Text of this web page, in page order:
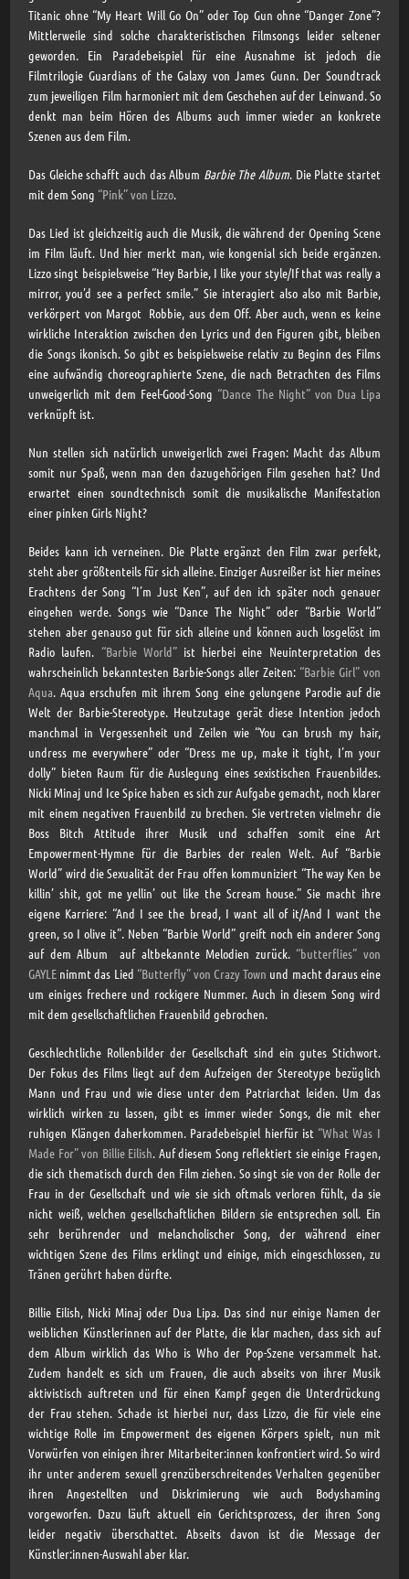
Titanic ohne “My Heart Will Go On” oder Top Gun ohne “Danger Zone”?
Mittlerweile sind solche charakteristischen Filmsongs leider seltener
geworden. Ein Paradebeispiel für eine Ausnahme ist jedoch die
Filmtrilogie Guardians of the Galaxy von James Gunn. Der Soundtrack
zum jeweiligen Film harmoniert mit dem Geschehen auf der Leinwand. So
denkt man beim Hören des Albums auch immer wieder an konkrete
Szenen aus dem Film.
Das Gleiche schafft auch das Album Barbie The Album . Die Platte startet
mit dem Song “Pink” von Lizzo
Das Lied ist gleichzeitig auch die Musik, die während der Opening Scene
im Film läuft. Und hier merkt man, wie kongenial sich beide ergänzen.
Lizzo singt beispielsweise “Hey Barbie, I like your style/If that was really a
mirror, you’d see a perfect smile.” Sie interagiert also also mit Barbie,
verkörpert von Margot Robbie, aus dem Off. Aber auch, wenn es keine
wirkliche Interaktion zwischen den Lyrics und den Figuren gibt, bleiben
die Songs ikonisch. So gibt es beispielsweise relativ zu Beginn des Films
eine aufwändig choreographierte Szene, die nach Betrachten des Films
unweigerlich mit dem Feel-Good-Song “Dance The Night” von Dua Lipa
verknüpft ist.
Nun stellen sich natürlich unweigerlich zwei Fragen: Macht das Album
somit nur Spaß, wenn man den dazugehörigen Film gesehen hat? Und
erwartet einen soundtechnisch somit die musikalische Manifestation
einer pinken Girls Night?
Beides kann ich verneinen. Die Platte ergänzt den Film zwar perfekt,
steht aber größtenteils für sich alleine. Einziger Ausreißer ist hier meines
Erachtens der Song “I’m Just Ken”, auf den ich später noch genauer
eingehen werde. Songs wie “Dance The Night” oder “Barbie World”
stehen aber genauso gut für sich alleine und können auch losgelöst im
Radio laufen. “Barbie World”ist hierbei eine Neuinterpretation des
wahrscheinlich bekanntesten Barbie-Songs aller Zeiten: “Barbie Girl” von
Aqua . Aqua erschufen mit ihrem Song eine gelungene Parodie auf die
Welt der Barbie-Stereotype. Heutzutage gerät diese Intention jedoch
manchmal in Vergessenheit und Zeilen wie “You can brush my hair,
undress me everywhere” oder “Dress me up, make it tight, I’m your
dolly” bieten Raum für die Auslegung eines sexistischen Frauenbildes.
Nicki Minaj und Ice Spice haben es sich zur Aufgabe gemacht, noch klarer
mit einem negativen Frauenbild zu brechen. Sie vertreten vielmehr die
Boss Bitch Attitude ihrer Musik und schaffen somit eine Art
Empowerment-Hymne für die Barbies der realen Welt. Auf “Barbie
World” wird die Sexualität der Frau offen kommuniziert “The way Ken be
killin’ shit, got me yellin’ out like the Scream house.” Sie macht ihre
eigene Karriere: “And I see the bread, I want all of it/And I want the
green, so I olive it”. Neben “Barbie World” greift noch ein anderer Song
auf dem Album auf altbekannte Melodien zurück. “butterflies” von
GAYLE nimmt das Lied “Butterfly” von Crazy Town und macht daraus eine
um einiges frechere und rockigere Nummer. Auch in diesem Song wird
mit dem gesellschaftlichen Frauenbild gebrochen.
Geschlechtliche Rollenbilder der Gesellschaft sind ein gutes Stichwort.
Der Fokus des Films liegt auf dem Aufzeigen der Stereotype bezüglich
Mann und Frau und wie diese unter dem Patriarchat leiden. Um das
wirklich wirken zu lassen, gibt es immer wieder Songs, die mit eher
ruhigen Klängen daherkommen. Paradebeispiel hierfür ist “What Was I
Made For” von Billie Eilish . Auf diesem Song reflektiert sie einige Fragen,
die sich thematisch durch den Film ziehen. So singt sie von der Rolle der
Frau in der Gesellschaft und wie sie sich oftmals verloren fühlt, da sie
nicht weiß, welchen gesellschaftlichen Bildern sie entsprechen soll. Ein
sehr berührender und melancholischer Song, der während einer
wichtigen Szene des Films erklingt und einige, mich eingeschlossen, zu
Tränen gerührt haben dürfte.
Billie Eilish, Nicki Minaj oder Dua Lipa. Das sind nur einige Namen der
weiblichen Künstlerinnen auf der Platte, die klar machen, dass sich auf
dem Album wirklich das Who is Who der Pop-Szene versammelt hat.
Zudem handelt es sich um Frauen, die auch abseits von ihrer Musik
aktivistisch auftreten und für einen Kampf gegen die Unterdrückung
der Frau stehen. Schade ist hierbei nur, dass Lizzo, die für viele eine
wichtige Rolle im Empowerment des eigenen Körpers spielt, nun mit
Vorwürfen von einigen ihrer Mitarbeiter:innen konfrontiert wird. So wird
ihr unter anderem sexuell grenzüberschreitendes Verhalten gegenüber
ihren Angestellten und Diskrimierung wie auch Bodyshaming
vorgeworfen. Dazu läuft aktuell ein Gerichtsprozess, der ihren Song
leider negativ überschattet. Abseits davon ist die Message der
Künstler:innen-Auswahl aber klar.